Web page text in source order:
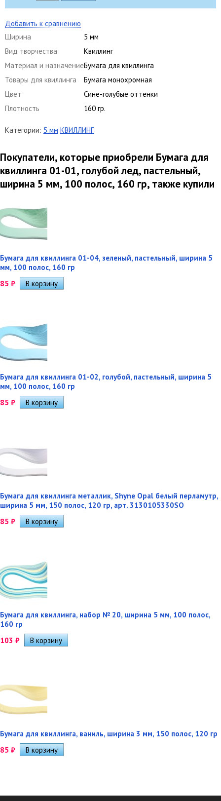
Добавить к сравнению
Ширина
5 мм
Вид творчества
Квиллинг
Материал и назначениеБумага для квиллинга
Товары для квиллинга
Бумага монохромная
Цвет
Сине-голубые оттенки
Плотность
160 гр.
Категории: 5 мм КВИЛЛИНГ
Покупатели, которые приобрели Бумага для
квиллинга 01-01, голубой лед, пастельный,
ширина 5 мм, 100 полос, 160 гр, также купили
Бумага для квиллинга 01-04, зеленый, пастельный, ширина 5
мм, 100 полос, 160 гр
85 ₽
Бумага для квиллинга 01-02, голубой, пастельный, ширина 5
мм, 100 полос, 160 гр
85 ₽
Бумага для квиллинга металлик, Shyne Opal белый перламутр,
ширина 5 мм, 150 полос, 120 гр, арт. 3130105330SO
85 ₽
Бумага для квиллинга, набор № 20, ширина 5 мм, 100 полос,
160 гр
103 ₽
Бумага для квиллинга, ваниль, ширина 3 мм, 150 полос, 120 гр
85 ₽